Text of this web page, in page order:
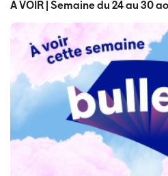
À VOIR | Semaine du 24 au 30